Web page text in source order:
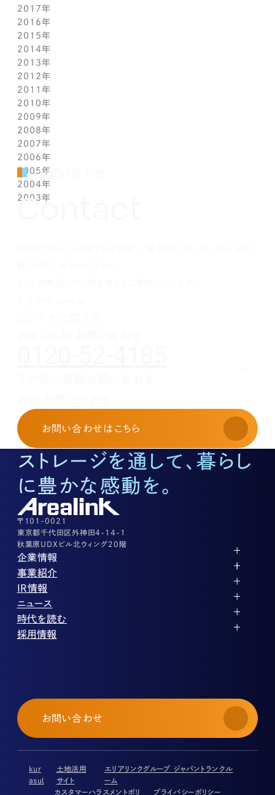
5月(7)
4月(11)
3月(9)
2月(10)
1月(5)
6月(7)
5月(5)
4月(11)
3月(6)
2月(13)
1月(2)
7月(8)
6月(2)
5月(12)
4月(5)
3月(8)
2月(9)
1月(3)
8月(3)
7月(6)
6月(2)
5月(4)
4月(6)
3月(8)
2月(8)
1月(2)
9月(3)
8月(2)
7月(7)
6月(1)
5月(5)
4月(6)
3月(9)
2月(7)
1月(3)
10月(5)
9月(3)
8月(3)
7月(5)
6月(1)
5月(3)
4月(6)
3月(3)
2月(6)
1月(1)
11月(3)
10月(4)
9月(1)
8月(4)
7月(5)
6月(1)
5月(4)
4月(5)
3月(4)
2月(4)
1月(2)
12月(2)
11月(7)
10月(8)
9月(7)
8月(8)
7月(7)
6月(7)
5月(9)
4月(7)
3月(6)
2月(5)
1月(1)
2017年
12月(2)
11月(5)
10月(5)
9月(5)
8月(6)
7月(7)
6月(1)
5月(3)
4月(3)
3月(3)
2月(5)
2016年
12月(2)
11月(3)
10月(7)
9月(2)
8月(3)
7月(6)
6月(5)
5月(4)
4月(3)
3月(2)
2月(7)
1月(1)
2015年
12月(3)
11月(6)
10月(7)
9月(3)
8月(8)
7月(7)
6月(5)
5月(4)
4月(4)
3月(3)
2月(5)
1月(3)
2014年
12月(2)
11月(7)
10月(7)
9月(6)
8月(5)
7月(9)
6月(6)
5月(3)
4月(7)
3月(3)
2月(6)
2013年
12月(6)
11月(6)
10月(5)
9月(7)
8月(4)
7月(3)
6月(1)
5月(5)
4月(1)
3月(1)
2012年
12月(1)
11月(1)
10月(1)
9月(1)
8月(1)
7月(3)
5月(2)
4月(1)
3月(1)
2011年
12月(1)
11月(1)
10月(2)
8月(2)
7月(4)
5月(2)
4月(1)
3月(3)
2010年
12月(1)
11月(1)
10月(2)
9月(1)
8月(2)
7月(3)
5月(2)
2009年
11月(6)
10月(9)
9月(3)
8月(1)
7月(5)
6月(2)
2008年
11月(4)
10月(2)
9月(2)
8月(4)
7月(3)
2007年
12月(2)
11月(2)
10月(1)
9月(2)
2006年
12月(1)
11月(1)
10月(2)
2005年
10月(2)
8月(4)
2004年
12月(4)
2003年
お問い合わせ
Contact
お申し込み・お問い合わせ
03-3526-8568
土地活用に関するお問い合わせ
03-3526-8574
底地に関するお問い合わせ
03-3526-8572
株式に関するお問い合わせ
03-3526-8556
その他上記に当てはまらない案件等
03-3526-8556
お問い合わせ はこちら
ストレージを通して、暮らし
に豊かな感動を。
〒101-0021
東京都千代田区外神田4-14-1
秋葉原UDXビル北ウィング20階
企業情報
代表メッセージ
企業理念
会社概要
役員紹介
沿革
コーポレートガバナンス
事業紹介
ストレージ事業
パートナー制度
ストレージライフ
土地権利整備事業
オフィス事業
アセット事業
IR情報
IRカレンダー
中期経営計画
事業等のリスク
株式・株主情報
個人投資家の皆様へ
よくある質問・用語集
IRメール登録
免責事項
ニュース
PR
IR
時代を読む
投稿一覧
採用情報
採用エントリー
お問い合わせ
kur
asul
土地活用
サイト
エリアリンクグループ ジャパントランクル
ーム
カスタマーハラスメントポリ
プライバシーポリシー